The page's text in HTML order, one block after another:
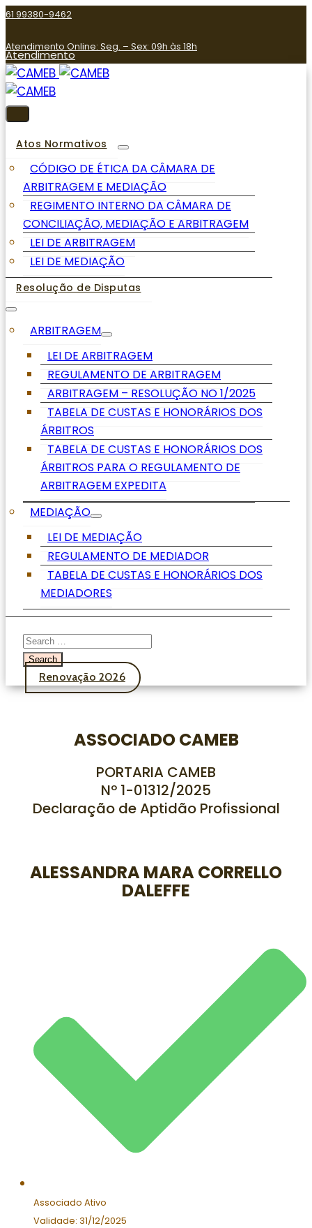
61 99380-9462
Atendimento Online: Seg. – Sex: 09h às 18h
Atendimento
Atos Normativos
CÓDIGO DE ÉTICA DA CÂMARA DE
ARBITRAGEM E MEDIAÇÃO
REGIMENTO INTERNO DA CÂMARA DE
CONCILIAÇÃO, MEDIAÇÃO E ARBITRAGEM
LEI DE ARBITRAGEM
LEI DE MEDIAÇÃO
Resolução de Disputas
ARBITRAGEM
LEI DE ARBITRAGEM
REGULAMENTO DE ARBITRAGEM
ARBITRAGEM – RESOLUÇÃO NO 1/2025
TABELA DE CUSTAS E HONORÁRIOS DOS
ÁRBITROS
TABELA DE CUSTAS E HONORÁRIOS DOS
ÁRBITROS PARA O REGULAMENTO DE
ARBITRAGEM EXPEDITA
MEDIAÇÃO
LEI DE MEDIAÇÃO
REGULAMENTO DE MEDIADOR
TABELA DE CUSTAS E HONORÁRIOS DOS
MEDIADORES
Renovação 2026
ASSOCIADO CAMEB
PORTARIA CAMEB
Nº 1-01312/2025
Declaração de Aptidão Profissional
ALESSANDRA MARA CORRELLO
DALEFFE
Associado Ativo
Validade: 31/12/2025